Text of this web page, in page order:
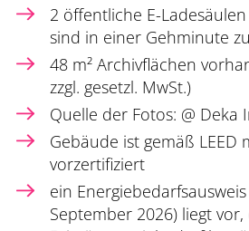
2 öffentliche E-Ladesäulen
sind in einer Gehminute
48 m² Archivflächen
zzgl. gesetzl. MwSt.)
Quelle der Fotos: @ Deka
Gebäude ist gemäß LEED
vorzertifiziert
ein
September 2026) liegt